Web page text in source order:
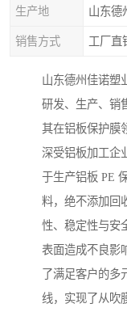
生产地 山东德
销售方式 工厂直
山东德州佳诺塑
研发、生产、销
其在铝板保护膜
深受铝板加工企
于生产铝板 PE
料，绝不添加回
性、稳定性与安
表面造成不良影
了满足客户的
线，实现了从吹